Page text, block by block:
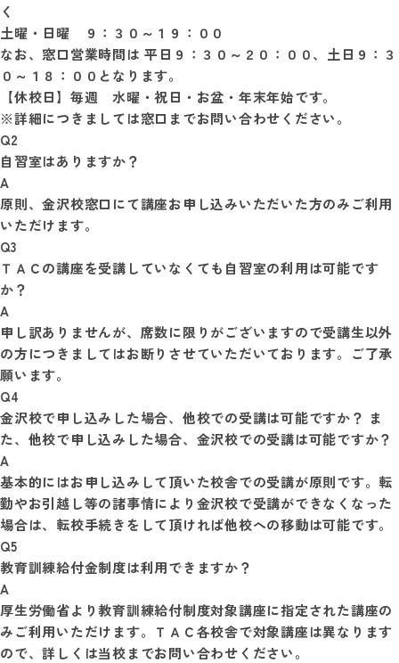
く
土曜・日曜　９：３０～１９：００
なお、窓口営業時間は 平日９：３０～２０：００、土日９：３
０～１８：００となります。
【休校日】毎週　水曜・祝日・お盆・年末年始です。
Q2
自習室はありますか？
A
原則、金沢校窓口にて講座お申し込みいただいた方のみご利用
Q3
ＴＡＣの講座を受講していなくても自習室の利用は可能です
か？
A
申し訳ありませんが、席数に限りがございますので受講生以外
の方につきましてはお断りさせていただいております。ご了承
Q4
金沢校で申し込みした場合、他校での受講は可能ですか？ ま
た、他校で申し込みした場合、金沢校での受講は可能ですか？
A
基本的にはお申し込みして頂いた校舎での受講が原則です。転
勤やお引越し等の諸事情により金沢校で受講ができなくなった
Q5
教育訓練給付金制度は利用できますか？
A
厚生労働省より教育訓練給付制度対象講座に指定された講座の
みご利用いただけます。ＴＡＣ各校舎で対象講座は異なります